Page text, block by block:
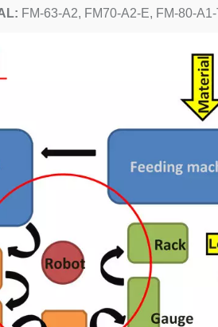
FM-63-A2, FM70-A2-E, FM-80-